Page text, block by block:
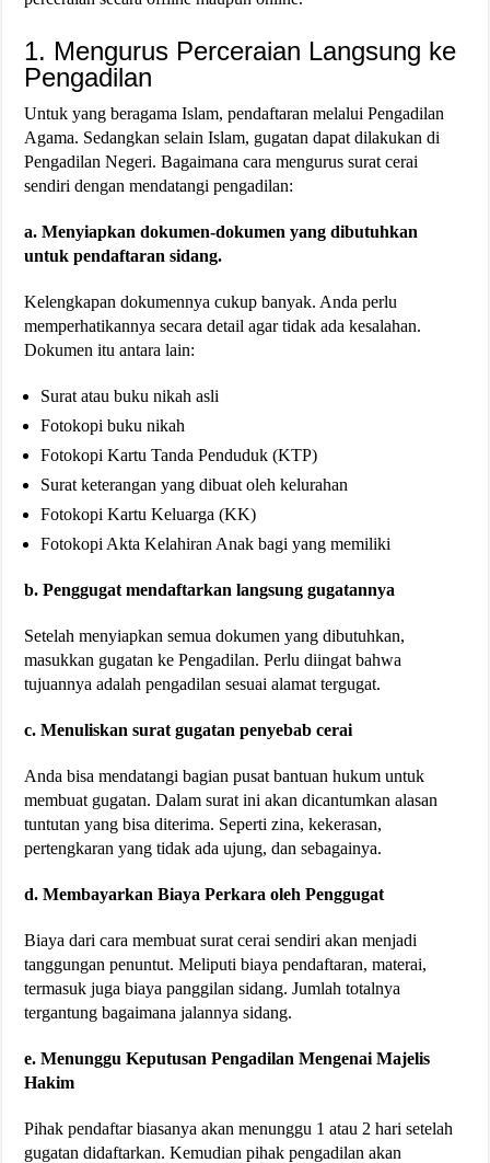
1. Mengurus Perceraian Langsung ke
Pengadilan
Untuk yang beragama Islam, pendaftaran melalui Pengadilan
Agama. Sedangkan selain Islam, gugatan dapat dilakukan di
Pengadilan Negeri. Bagaimana cara mengurus surat cerai
sendiri dengan mendatangi pengadilan:
a. Menyiapkan dokumen-dokumen yang dibutuhkan
untuk pendaftaran sidang.
Kelengkapan dokumennya cukup banyak. Anda perlu
memperhatikannya secara detail agar tidak ada kesalahan.
Dokumen itu antara lain:
Surat atau buku nikah asli
Fotokopi buku nikah
Fotokopi Kartu Tanda Penduduk (KTP)
Surat keterangan yang dibuat oleh kelurahan
Fotokopi Kartu Keluarga (KK)
Fotokopi Akta Kelahiran Anak bagi yang memiliki
b. Penggugat mendaftarkan langsung gugatannya
Setelah menyiapkan semua dokumen yang dibutuhkan,
masukkan gugatan ke Pengadilan. Perlu diingat bahwa
tujuannya adalah pengadilan sesuai alamat tergugat.
c. Menuliskan surat gugatan penyebab cerai
Anda bisa mendatangi bagian pusat bantuan hukum untuk
membuat gugatan. Dalam surat ini akan dicantumkan alasan
tuntutan yang bisa diterima. Seperti zina, kekerasan,
pertengkaran yang tidak ada ujung, dan sebagainya.
d. Membayarkan Biaya Perkara oleh Penggugat
Biaya dari cara membuat surat cerai sendiri akan menjadi
tanggungan penuntut. Meliputi biaya pendaftaran, materai,
termasuk juga biaya panggilan sidang. Jumlah totalnya
tergantung bagaimana jalannya sidang.
e. Menunggu Keputusan Pengadilan Mengenai Majelis
Hakim
Pihak pendaftar biasanya akan menunggu 1 atau 2 hari setelah
gugatan didaftarkan. Kemudian pihak pengadilan akan